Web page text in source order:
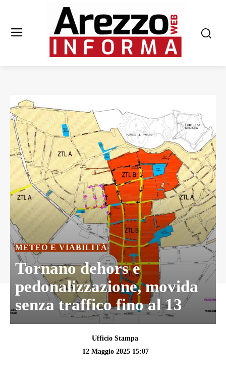
METEO E VIABILITÀ
Tornano dehors e
pedonalizzazione, movida
senza traffico fino al 13
Ufficio Stampa
12 Maggio 2025 15:07